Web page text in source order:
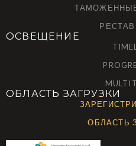
ОСВЕЩЕНИЕ
ОБЛАСТЬ ЗАГРУЗКИ
ОБЛАСТЬ